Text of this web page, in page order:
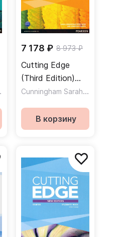
Moor Peter,Crace Araminta
7 178 ₽ 8 973 ₽
Cutting Edge
(Third Edition)
Intermediate
MyEnglishLab +
DVD / Учебник +
DVD
Cunningham Sarah
,Moor
В корзину